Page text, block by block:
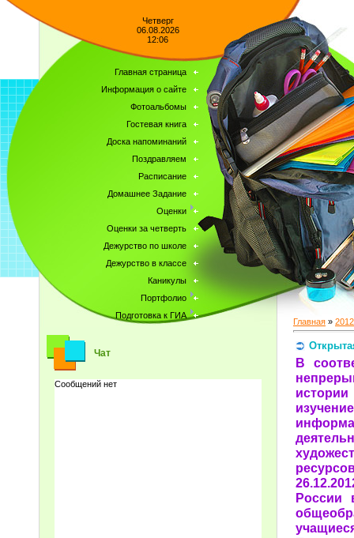
Четверг
06.08.2026
12:06
Главная страница
Информация о сайте
Фотоальбомы
Гостевая книга
Доска напоминаний
Поздравляем
Расписание
Домашнее Задание
Оценки
Оценки за четверть
Дежурство по школе
Дежурство в классе
Каникулы
Портфолио
Подготовка к ГИА
Чат
Главная » 2012
В
России